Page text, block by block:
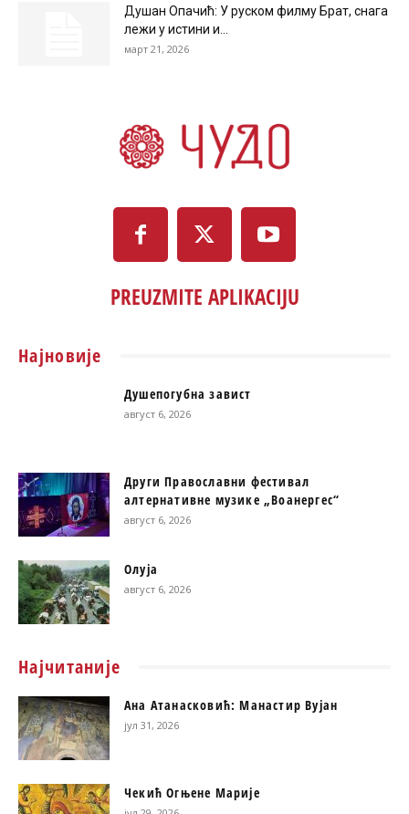
Душан Опачић: У руском филму Брат, снага
лежи у истини и...
март 21, 2026
PREUZMITE APLIKACIJU
Најновије
Душепогубна завист
август 6, 2026
Други Православни фестивал
алтернативне музике „Воанергес“
август 6, 2026
Олуја
август 6, 2026
Најчитаније
Ана Атанасковић: Манастир Вујан
јул 31, 2026
Чекић Огњене Марије